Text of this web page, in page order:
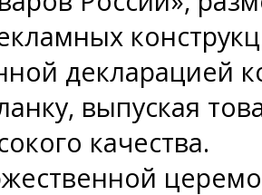
декларацией
выпуская
качества.